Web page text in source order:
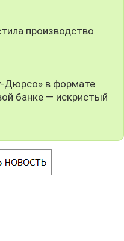
производство
Дюрсо» в формате
банке — искристый